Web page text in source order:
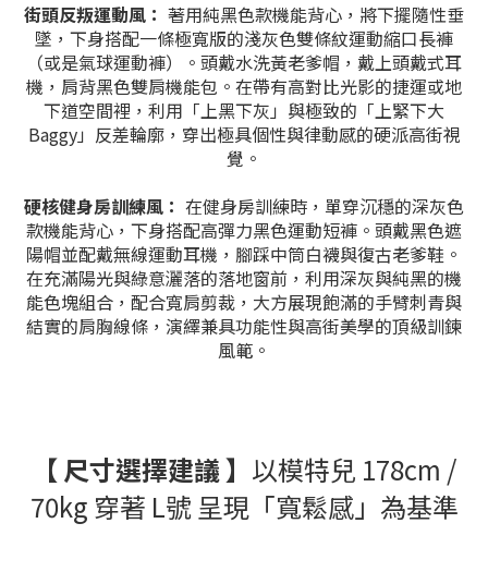
街頭反叛運動風： 著用純黑色款機能背心，將下擺隨性垂
墜，下身搭配一條極寬版的淺灰色雙條紋運動縮口長褲
（或是氣球運動褲）。頭戴水洗黃老爹帽，戴上頭戴式耳
機，肩背黑色雙肩機能包。在帶有高對比光影的捷運或地
下道空間裡，利用「上黑下灰」與極致的「上緊下大
Baggy」反差輪廓，穿出極具個性與律動感的硬派高街視
覺。
硬核健身房訓練風： 在健身房訓練時，單穿沉穩的深灰色
款機能背心，下身搭配高彈力黑色運動短褲。頭戴黑色遮
陽帽並配戴無線運動耳機，腳踩中筒白襪與復古老爹鞋。
在充滿陽光與綠意灑落的落地窗前，利用深灰與純黑的機
能色塊組合，配合寬肩剪裁，大方展現飽滿的手臂刺青與
結實的肩胸線條，演繹兼具功能性與高街美學的頂級訓鍊
風範。
【 尺寸選擇建議 】 以模特兒 178cm /
70kg 穿著 L號 呈現「寬鬆感」為基準